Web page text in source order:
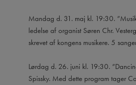
Mandag d. 31. maj kl. 19:30.
ledelse af organist Søren Chr.
skrevet af kongens musikere. 5
Lørdag d. 26. juni kl. 19:30.
Spissky. Med dette program tager